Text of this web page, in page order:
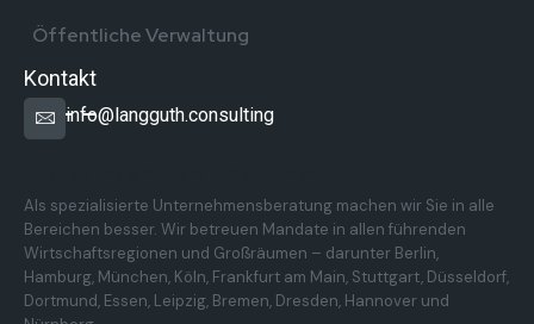
Öffentliche Verwaltung
Kontakt
info@langguth.consulting
Als spezialisierte Unternehmensberatung machen wir Sie in alle
Bereichen besser. Wir betreuen Mandate in allen führenden
Wirtschaftsregionen und Großräumen – darunter Berlin,
Hamburg, München, Köln, Frankfurt am Main, Stuttgart, Düsseldorf,
Dortmund, Essen, Leipzig, Bremen, Dresden, Hannover und